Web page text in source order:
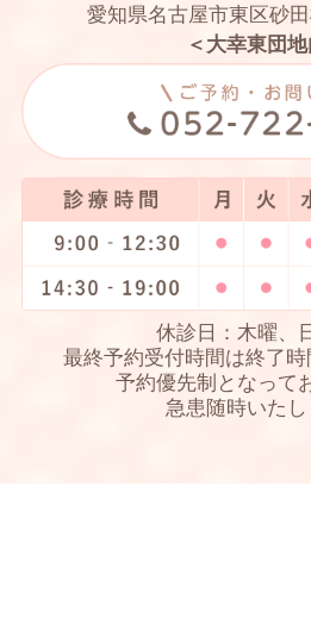
愛知県名古屋市東区砂
＜大幸東団地
休診日：木曜、
最終予約受付時間は終了時
予約優先制となって
急患随時いたし